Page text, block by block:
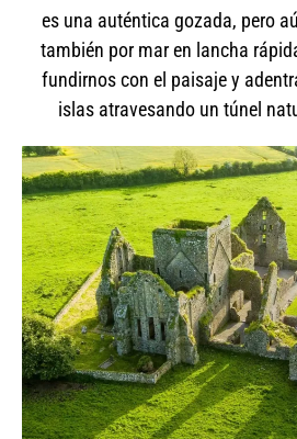
es una auténtica gozada, pero
también por mar en lancha
fundirnos con el paisaje y
islas atravesando un túnel